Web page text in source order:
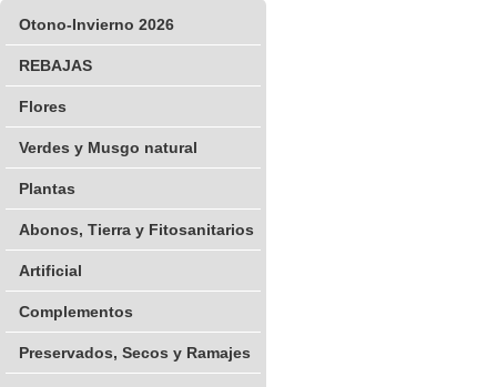
Otono-Invierno 2026
REBAJAS
Flores
Verdes y Musgo natural
Plantas
Abonos, Tierra y Fitosanitarios
Artificial
Complementos
Preservados, Secos y Ramajes